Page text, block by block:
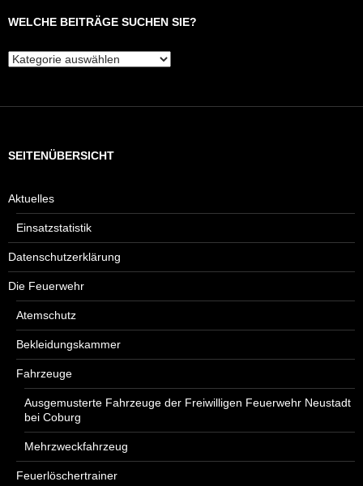
WELCHE BEITRÄGE SUCHEN SIE?
Welche
SEITENÜBERSICHT
Aktuelles
Einsatzstatistik
Datenschutzerklärung
Die Feuerwehr
Atemschutz
Bekleidungskammer
Fahrzeuge
Ausgemusterte Fahrzeuge der Freiwilligen Feuerwehr Neustadt
bei Coburg
Mehrzweckfahrzeug
Feuerlöschertrainer